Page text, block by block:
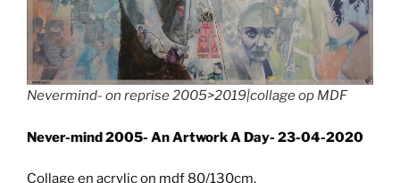
Nevermind- on reprise 2005>2019|collage op MDF
Never-mind 2005- An Artwork A Day- 23-04-2020
Collage en acrylic on mdf 80/130cm.